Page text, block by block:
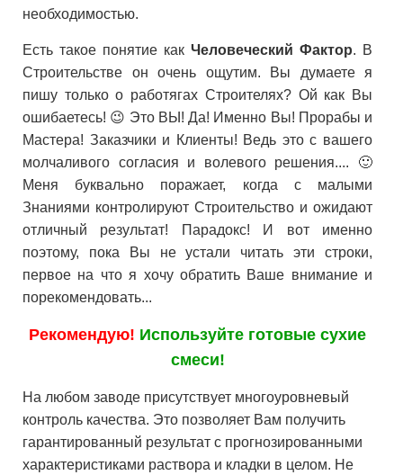
необходимостью.
Есть такое понятие какЧеловеческий Фактор. В
Строительстве он очень ощутим. Вы думаете я
пишу только о работягах Строителях? Ой как Вы
ошибаетесь! 😉 Это ВЫ! Да! Именно Вы! Прорабы и
Мастера! Заказчики и Клиенты! Ведь это с вашего
молчаливого согласия и волевого решения.... 🙂
Меня буквально поражает, когда с малыми
Знаниями контролируют Строительство и ожидают
отличный результат! Парадокс! И вот именно
поэтому, пока Вы не устали читать эти строки,
первое на что я хочу обратить Ваше внимание и
порекомендовать...
Рекомендую! Используйте готовые сухие
смеси!
На любом заводе присутствует многоуровневый
контроль качества. Это позволяет Вам получить
гарантированный результат с прогнозированными
характеристиками раствора и кладки в целом. Не